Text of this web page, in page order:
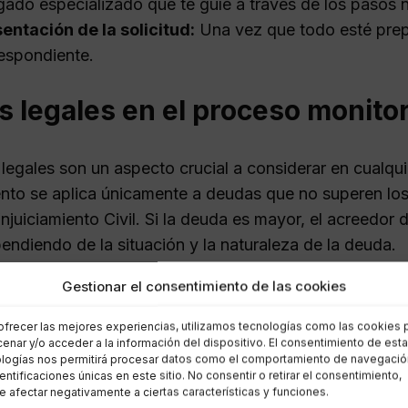
Gestionar el consentimiento de las cookies
las mejores experiencias, utilizamos tecnologías como las cookies
y/o acceder a la información del dispositivo. El consentimiento de
nos permitirá procesar datos como el comportamiento de
únicas en este sitio. No consentir o retirar el consentimiento,
afectar negativamente a ciertas características y funciones.
de la solicitud: Una vez que todo esté
legales en el proceso
son un aspecto crucial a considerar en
se aplica únicamente a deudas que no superen los
Civil. Si la deuda es mayor, el acreedor
de la situación y la naturaleza de la deuda.
que la cantidad reclamada esté debidamente
llevar a la inadmisión de la solicitud, lo que